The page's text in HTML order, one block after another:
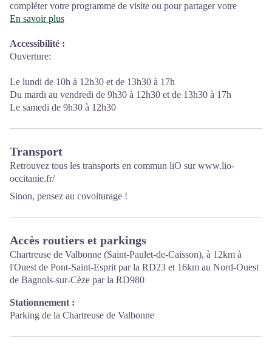
compléter votre programme de visite ou pour partager votre
expérience, les conseillères en séjour des différents Comptoirs
accompagner et vous conseiller!
La destination Provence Occitane est pourvue de 2 Comptoirs
Bagnols-sur-Cèze et de deux bureaux d'information touristique
saisonniers à Goudargues et Aiguèze. Sans oublier nos
conseillères mobiles que vous croiserez peut-être lors de vos
En savoir plus
Accessibilité :
Ouverture:
Le lundi de 10h à 12h30 et de 13h30 à 17h
Du mardi au vendredi de 9h30 à 12h30 et de 13h30 à 17h
Le samedi de 9h30 à 12h30
Transport
Retrouvez tous les transports en commun liO surwww.lio-
occitanie.fr/
Sinon, pensez au covoiturage !
Accès routiers et parkings
Chartreuse de Valbonne (Saint-Paulet-de-Caisson), à 12km à
l'Ouest de Pont-Saint-Esprit par la RD23 et 16km au Nord-Ouest
de Bagnols-sur-Cèze par la RD980
Stationnement :
Parking de la Chartreuse de Valbonne